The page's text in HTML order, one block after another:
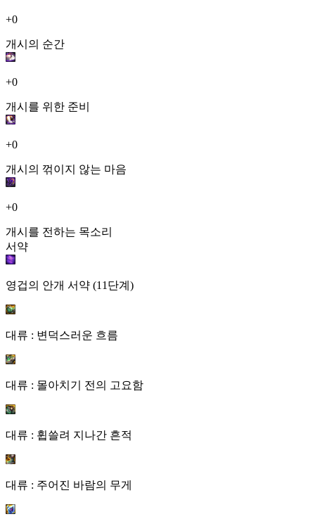
+0
개시의 순간
+0
개시를 위한 준비
+0
개시의 꺾이지 않는 마음
+0
개시를 전하는 목소리
서약
영겁의 안개 서약 (11단계)
대류 : 변덕스러운 흐름
대류 : 몰아치기 전의 고요함
대류 : 휩쓸려 지나간 흔적
대류 : 주어진 바람의 무게